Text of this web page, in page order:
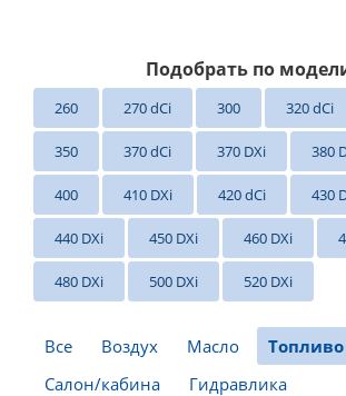
Подобрать по
260 270 dCi 300 320 dCi
350 370 dCi 370 DXi 380
400 410 DXi 420 dCi 430
440 DXi 450 DXi 460 DXi
480 DXi 500 DXi 520 DXi
Все Воздух Масло
Топливо
Салон/кабина
Гидравлика